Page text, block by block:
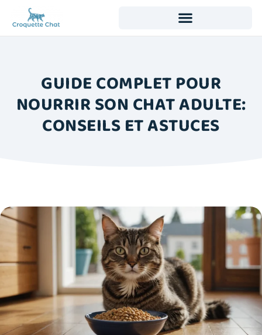
GUIDE COMPLET POUR
NOURRIR SON CHAT ADULTE:
CONSEILS ET ASTUCES